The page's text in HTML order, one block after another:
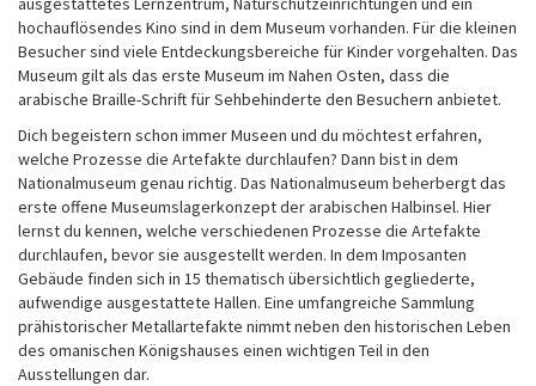
hochauflösendes Kino sind in dem Museum vorhanden. Für die kleinen
Besucher sind viele Entdeckungsbereiche für Kinder vorgehalten. Das
Museum gilt als das erste Museum im Nahen Osten, dass die
arabische Braille-Schrift für Sehbehinderte den Besuchern anbietet.
Dich begeistern schon immer Museen und du möchtest erfahren,
welche Prozesse die Artefakte durchlaufen? Dann bist in dem
Nationalmuseum genau richtig. Das Nationalmuseum beherbergt das
erste offene Museumslagerkonzept der arabischen Halbinsel. Hier
lernst du kennen, welche verschiedenen Prozesse die Artefakte
durchlaufen, bevor sie ausgestellt werden. In dem Imposanten
Gebäude finden sich in 15 thematisch übersichtlich gegliederte,
aufwendige ausgestattete Hallen. Eine umfangreiche Sammlung
prähistorischer Metallartefakte nimmt neben den historischen Leben
des omanischen Königshauses einen wichtigen Teil in den
Ausstellungen dar.